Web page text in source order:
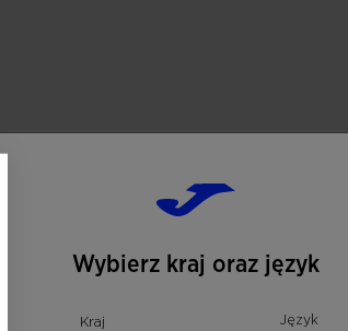
Wybierz kraj oraz język
Kraj Język